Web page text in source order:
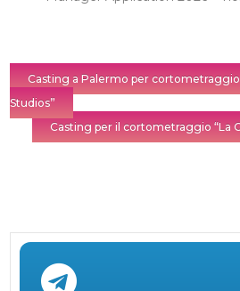
Casting a Palermo per
Studios”
Casting per il cortometraggio “La